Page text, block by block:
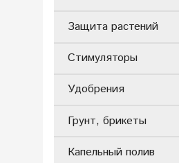
Защита растений
Стимуляторы
Удобрения
Грунт, брикеты
Капельный полив